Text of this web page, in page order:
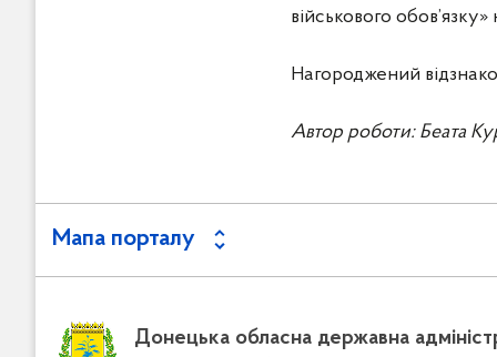
військового
Нагороджений
Автор роботи: Беата
Мапа порталу
Донецька обласна державна